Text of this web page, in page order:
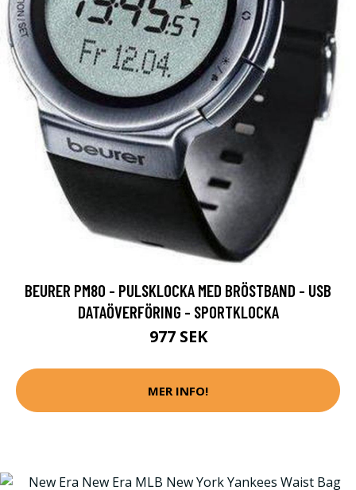
BEURER PM80 - PULSKLOCKA MED BRÖSTBAND - USB
DATAÖVERFÖRING - SPORTKLOCKA
977 SEK
MER INFO!